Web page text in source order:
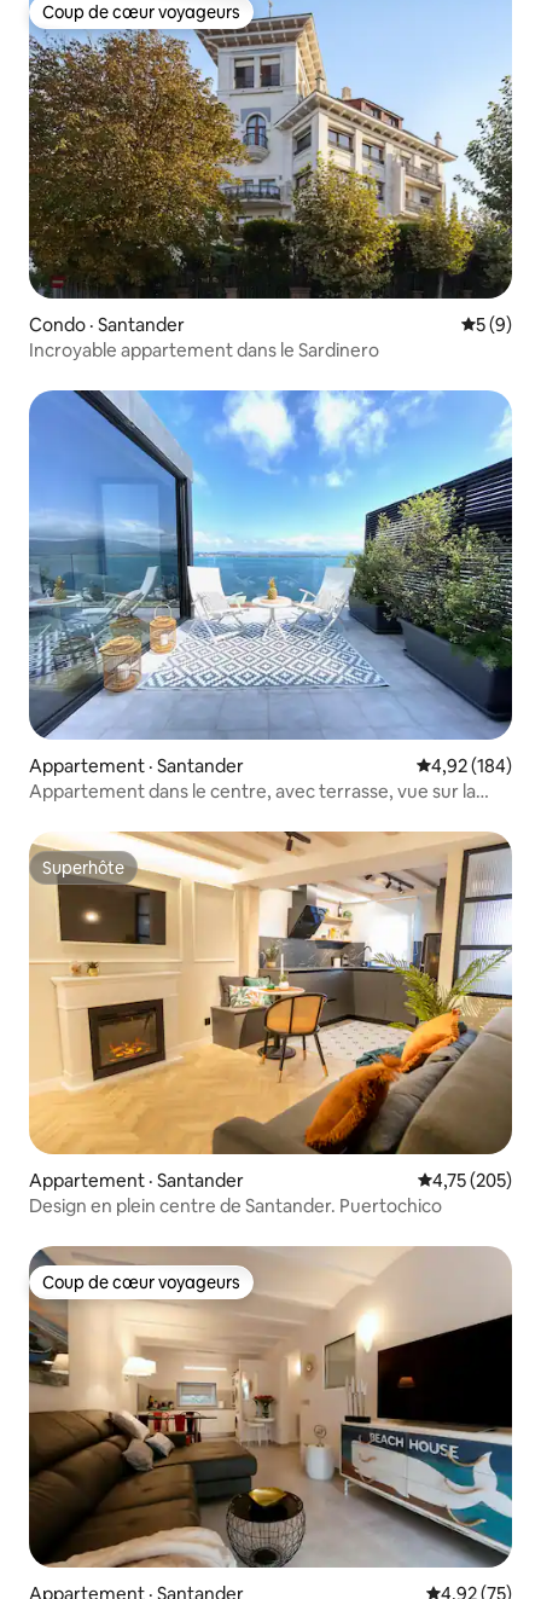
Coup de cœur voyageurs
Coup de cœur voyageurs
Condo · Santander Note
5 (9)
Incroyable appartement dans le Sardinero
Appartement · Santander Note
4,92 (184)
Appartement dans le centre, avec terrasse, vue sur la
Superhôte
Superhôte
Appartement · Santander Note
4,75 (205)
Design en plein centre de Santander. Puertochico
Coup de cœur voyageurs
Coup de cœur voyageurs
Appartement · Santander Note
4,92 (75)